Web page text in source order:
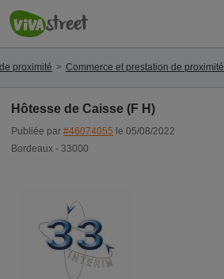
proximité Commerce et prestation de proximité
Hôtesse de Caisse (F H)
Publiée par #46074055 le 05/08/2022
Bordeaux - 33000